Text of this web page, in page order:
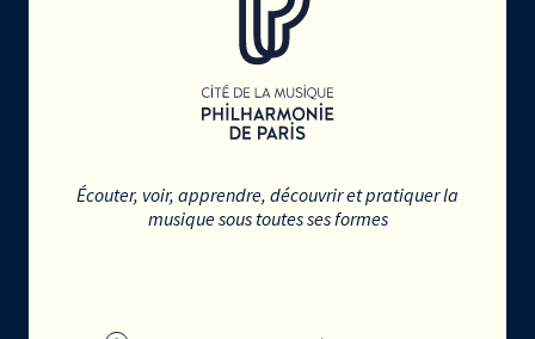
Écouter, voir, apprendre, découvrir et pratiquer la
musique sous toutes ses formes